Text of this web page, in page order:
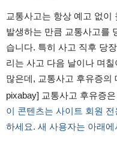
교통사고는 항상 예고 없이
발생하는 만큼 교통사고를
습니다. 특히 사고 직후 당
리는 사고 다음 날이나 며
많은데, 교통사고 후유증의
pixabay] 교통사고 후유증
이 콘텐츠는 사이트 회원
하세요. 새 사용자는 아래